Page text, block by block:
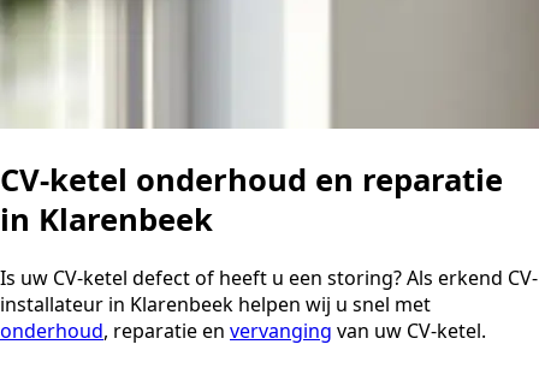
CV-ketel onderhoud en reparatie
in Klarenbeek
Is uw CV-ketel defect of heeft u een storing? Als erkend CV-
installateur in Klarenbeek helpen wij u snel met
onderhoud, reparatie en vervanging van uw CV-ketel.